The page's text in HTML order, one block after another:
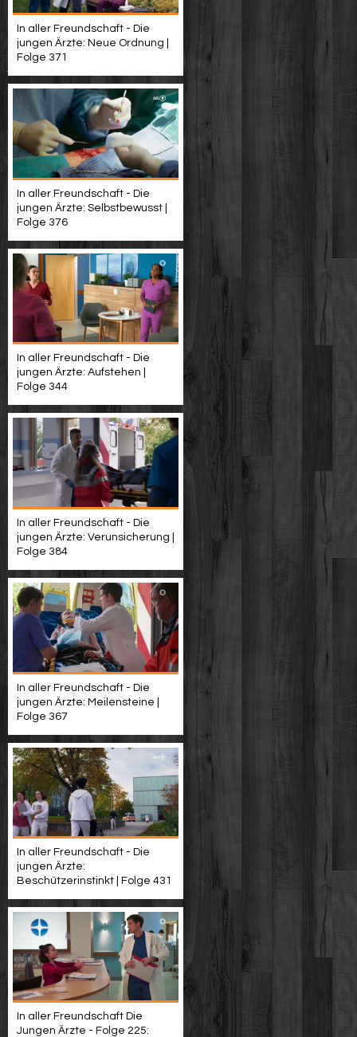
In aller Freundschaft - Die
jungen Ärzte: Neue Ordnung |
Folge 371
In aller Freundschaft - Die
jungen Ärzte: Selbstbewusst |
Folge 376
In aller Freundschaft - Die
jungen Ärzte: Aufstehen |
Folge 344
In aller Freundschaft - Die
jungen Ärzte: Verunsicherung |
Folge 384
In aller Freundschaft - Die
jungen Ärzte: Meilensteine |
Folge 367
In aller Freundschaft - Die
jungen Ärzte:
Beschützerinstinkt | Folge 431
In aller Freundschaft Die
Jungen Ärzte - Folge 225: